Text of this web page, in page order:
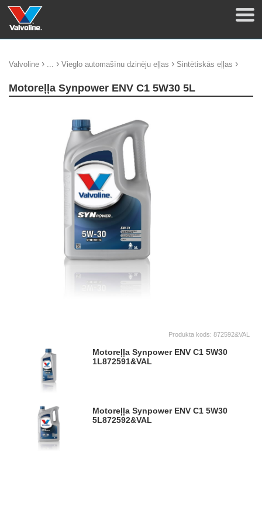
Valvoline › ... › Vieglo automašīnu dzinēju eļļas › Sintētiskās eļļas ›
Motoreļļa Synpower ENV C1 5W30 5L
Produkta kods: 872592&VAL
Motoreļļa Synpower ENV C1 5W30
1L872591&VAL
Motoreļļa Synpower ENV C1 5W30
5L872592&VAL